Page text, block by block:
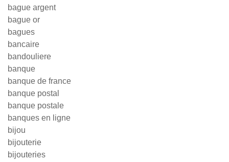
bague argent
bague or
bagues
bancaire
bandouliere
banque
banque de france
banque postal
banque postale
banques en ligne
bijou
bijouterie
bijouteries